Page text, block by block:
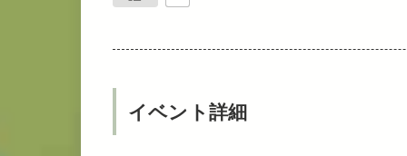
イベント詳細